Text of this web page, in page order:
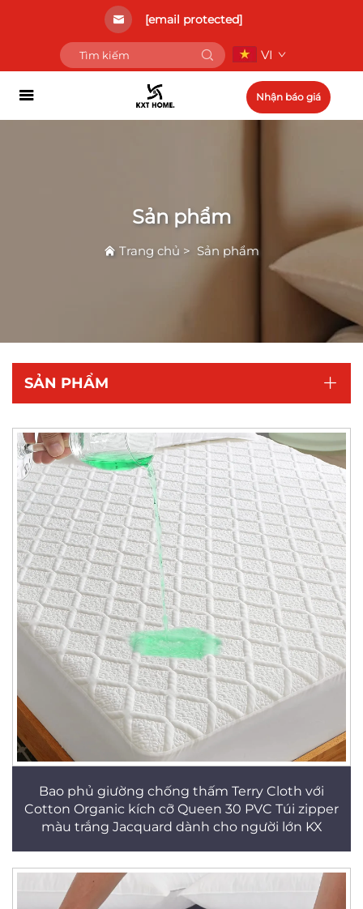
[email protected]
VI
Nhận báo giá
Sản phẩm
Trang chủ > Sản phẩm
SẢN PHẨM
Bao phủ giường chống thấm Terry Cloth với
Cotton Organic kích cỡ Queen 30 PVC Túi zipper
màu trắng Jacquard dành cho người lớn KX